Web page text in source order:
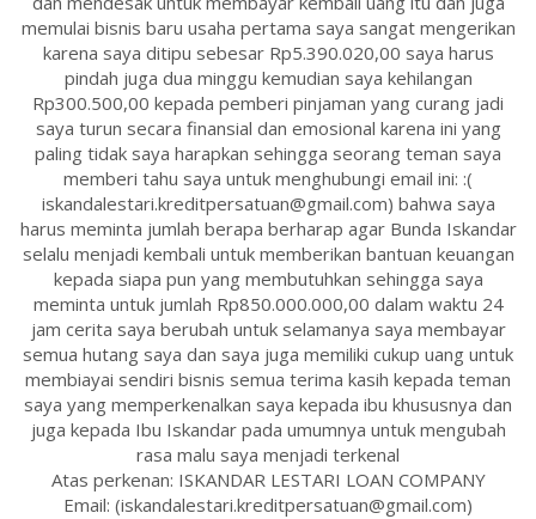
memulai bisnis baru usaha pertama saya sangat mengerikan
karena saya ditipu sebesar Rp5.390.020,00 saya harus
pindah juga dua minggu kemudian saya kehilangan
Rp300.500,00 kepada pemberi pinjaman yang curang jadi
saya turun secara finansial dan emosional karena ini yang
paling tidak saya harapkan sehingga seorang teman saya
memberi tahu saya untuk menghubungi email ini: :(
iskandalestari.kreditpersatuan@gmail.com) bahwa saya
harus meminta jumlah berapa berharap agar Bunda Iskandar
selalu menjadi kembali untuk memberikan bantuan keuangan
kepada siapa pun yang membutuhkan sehingga saya
meminta untuk jumlah Rp850.000.000,00 dalam waktu 24
jam cerita saya berubah untuk selamanya saya membayar
semua hutang saya dan saya juga memiliki cukup uang untuk
membiayai sendiri bisnis semua terima kasih kepada teman
saya yang memperkenalkan saya kepada ibu khususnya dan
juga kepada Ibu Iskandar pada umumnya untuk mengubah
rasa malu saya menjadi terkenal
Atas perkenan: ISKANDAR LESTARI LOAN COMPANY
Email: (iskandalestari.kreditpersatuan@gmail.com)